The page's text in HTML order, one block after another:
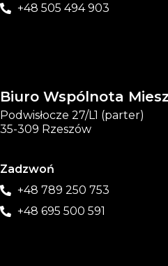
+48 505 494 903
Biuro Wspólnota
Podwisłocze 27/L1 (parter)
35-309 Rzeszów
Zadzwoń
+48 789 250 753
+48 695 500 591